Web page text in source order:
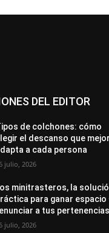
DEL EDITOR
de colchones: cómo
el descanso que
a cada persona
julio, 2026
minitrasteros, la
para ganar espacio
a tus pertenencias
julio, 2026